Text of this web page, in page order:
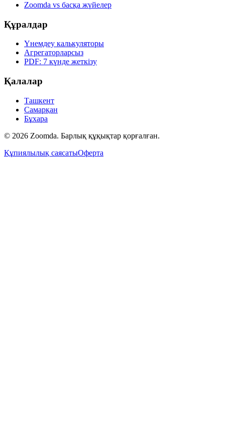
Zoomda vs басқа жүйелер
Құралдар
Үнемдеу калькуляторы
Агрегаторларсыз
PDF: 7 күнде жеткізу
Қалалар
Ташкент
Самарқан
Бұхара
© 2026 Zoomda. Барлық құқықтар қорғалған.
Құпиялылық саясатыОферта